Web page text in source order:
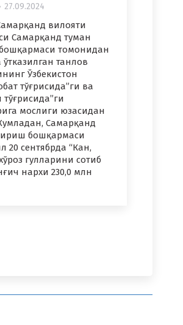
27.09.2024
вилояти
Самарқанд туман
томонидан
танлов
Ўзбекистон
тўғрисида”ги ва
мослиги юзасидан
Самарқанд
бошқармаси
20 сентябрда “Кан,
гулларини сотиб
нархи 230,0 млн